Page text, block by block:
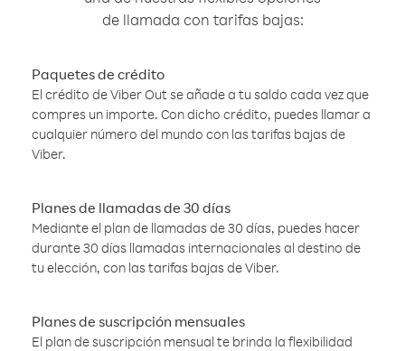
de llamada con tarifas bajas:
Paquetes de crédito
El crédito de Viber Out se añade a tu saldo cada vez que
compres un importe. Con dicho crédito, puedes llamar a
cualquier número del mundo con las tarifas bajas de
Viber.
Planes de llamadas de 30 días
Mediante el plan de llamadas de 30 días, puedes hacer
durante 30 días llamadas internacionales al destino de
tu elección, con las tarifas bajas de Viber.
Planes de suscripción mensuales
El plan de suscripción mensual te brinda la flexibilidad